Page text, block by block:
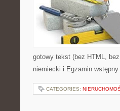
gotowy tekst (bez HTML,
niemiecki i Egzamin
CATEGORIES: